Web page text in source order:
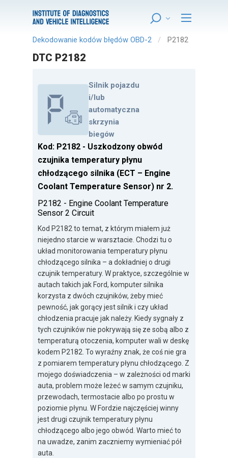
Dekodowanie kodów błędów OBD-2 P2182
DTC P2182
Silnik pojazdu
i/lub
automatyczna
skrzynia
biegów
Kod: P2182 - Uszkodzony obwód
czujnika temperatury płynu
chłodzącego silnika (ECT – Engine
Coolant Temperature Sensor) nr 2.
P2182 - Engine Coolant Temperature
Sensor 2 Circuit
Kod P2182 to temat, z którym miałem już
niejedno starcie w warsztacie. Chodzi tu o
układ monitorowania temperatury płynu
chłodzącego silnika – a dokładniej o drugi
czujnik temperatury. W praktyce, szczególnie w
autach takich jak Ford, komputer silnika
korzysta z dwóch czujników, żeby mieć
pewność, jak gorący jest silnik i czy układ
chłodzenia pracuje jak należy. Kiedy sygnały z
tych czujników nie pokrywają się ze sobą albo z
temperaturą otoczenia, komputer wali w deskę
kodem P2182. To wyraźny znak, że coś nie gra
z pomiarem temperatury płynu chłodzącego. Z
mojego doświadczenia – w zależności od marki
auta, problem może leżeć w samym czujniku,
przewodach, termostacie albo po prostu w
poziomie płynu. W Fordzie najczęściej winny
jest drugi czujnik temperatury płynu
chłodzącego albo jego obwód. Warto mieć to
na uwadze, zanim zaczniemy wymieniać pół
auta.